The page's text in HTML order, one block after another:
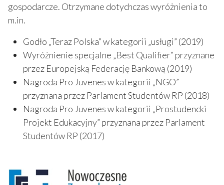
gospodarcze. Otrzymane dotychczas wyróżnienia to
m.in.
Godło „Teraz Polska” w kategorii „usługi” (2019)
Wyróżnienie specjalne „Best Qualifier” przyznane
przez Europejską Federację Bankową (2019)
Nagroda Pro Juvenes w kategorii „NGO”
przyznana przez Parlament Studentów RP (2018)
Nagroda Pro Juvenes w kategorii „Prostudencki
Projekt Edukacyjny” przyznana przez Parlament
Studentów RP (2017)